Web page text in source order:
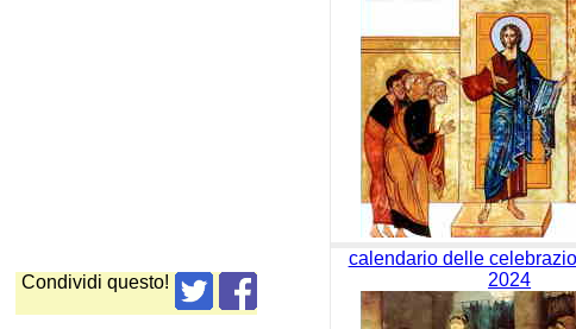
Condividi questo!
calendario delle
2024